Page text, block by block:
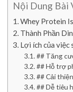
Nội Dung Bài
Whey Protein
Thành Phần
Lợi ích của việc
## Tăng
## Hỗ trợ
## Cải
## Dễ tiêu